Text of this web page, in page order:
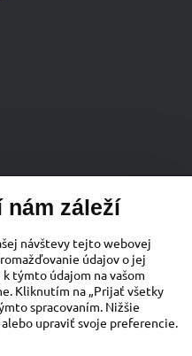
nám záleží
návštevy tejto webovej
údajov o jej
týmto údajom na vašom
Kliknutím na „Prijať všetky
spracovaním. Nižšie
upraviť svoje preferencie.